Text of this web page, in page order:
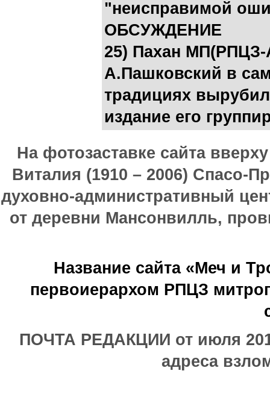
"неисправимой
ОБСУЖДЕНИЕ
25) Пахан
А.Пашковский в
традициях
издание его
На фотозаставке сайта
Виталия (1910 – 2006) Спасо-
духовно-административный
от деревни Мансонвилль,
Название сайта «Меч и
первоиерархом РПЦЗ
ПОЧТА РЕДАКЦИИ от июля
адреса